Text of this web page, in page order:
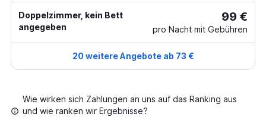
Doppelzimmer, kein Bett
angegeben
99 €
pro Nacht mit Gebühren
20 weitere Angebote ab 73 €
Wie wirken sich Zahlungen an uns auf das Ranking aus
und wie ranken wir Ergebnisse?